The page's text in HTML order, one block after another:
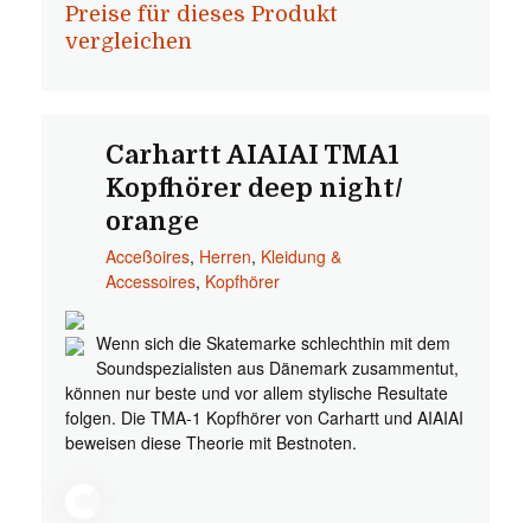
Preise für dieses Produkt
vergleichen
Carhartt AIAIAI TMA1
Kopfhörer deep night/
orange
Acceßoires, Herren, Kleidung &
Accessoires, Kopfhörer
Wenn sich die Skatemarke schlechthin mit dem
Soundspezialisten aus Dänemark zusammentut,
können nur beste und vor allem stylische Resultate
folgen. Die TMA-1 Kopfhörer von Carhartt und AIAIAI
beweisen diese Theorie mit Bestnoten.